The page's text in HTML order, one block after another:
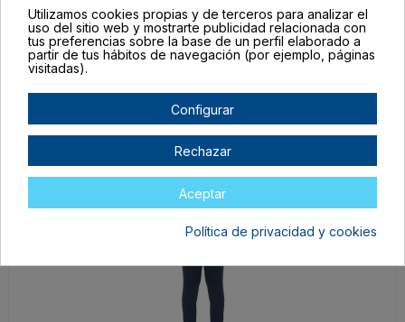
PA05212202
4
NEGRO
Utilizamos cookies propias y de terceros para analizar el
uso del sitio web y mostrarte publicidad relacionada con
tus preferencias sobre la base de un perfil elaborado a
partir de tus hábitos de navegación (por ejemplo, páginas
visitadas).
Configurar
Rechazar
Aceptar
Política de privacidad y cookies